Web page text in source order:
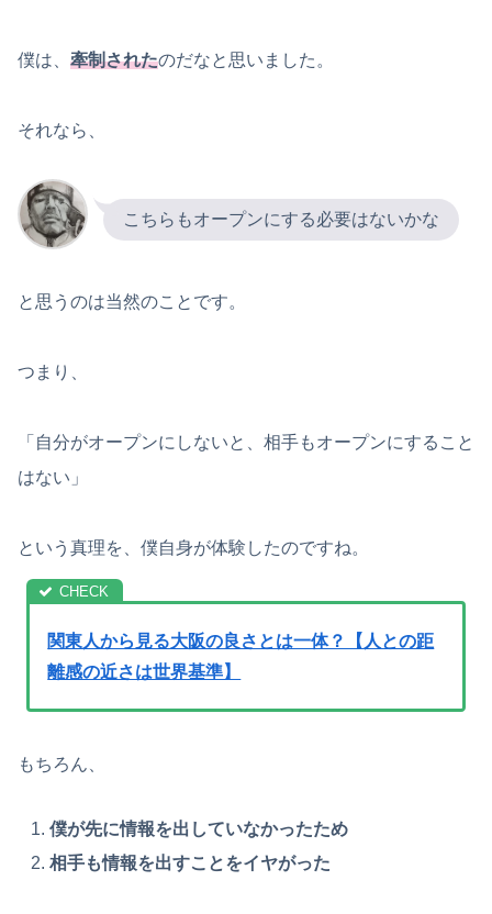
僕は、 牽制されたのだなと思いました。
それなら、
こちらもオープンにする必要はないかな
と思うのは当然のことです。
つまり、
「自分がオープンにしないと、相手もオープンにすること
はない」
という真理を、僕自身が体験したのですね。
関東人から見る大阪の良さとは一体？【人との距
離感の近さは世界基準】
もちろん、
僕が先に情報を出していなかったため
相手も情報を出すことをイヤがった